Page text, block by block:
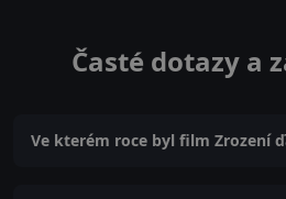
Časté dotazy a
Ve kterém roce byl film Zrození